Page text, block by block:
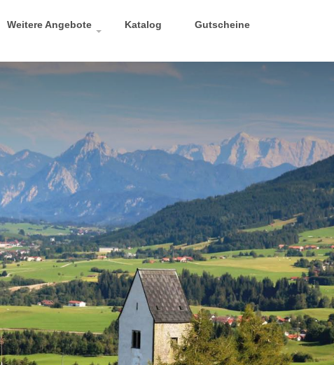
Weitere Angebote Katalog Gutscheine